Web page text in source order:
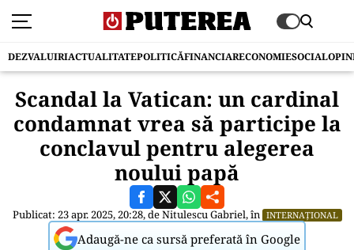
DEZVALUIRIACTUALITATEPOLITICĂFINANCIARECONOMIESOCIAL
Scandal la Vatican: un cardinal
condamnat vrea să participe la
conclavul pentru alegerea
noului papă
Publicat: 23 apr. 2025, 20:28, deNitulescu Gabriel, în INTERNAȚIONAL
Adaugă-ne ca sursă preferată în Google